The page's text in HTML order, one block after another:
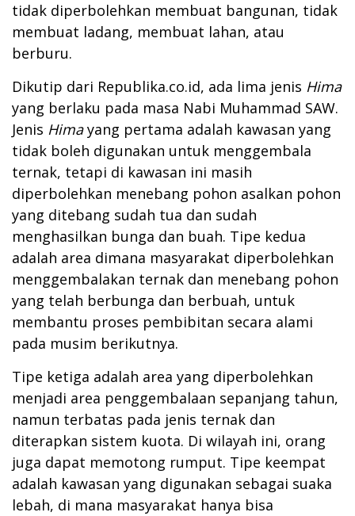
tidak diperbolehkan membuat bangunan, tidak
membuat ladang, membuat lahan, atau
berburu.
Dikutip dari Republika.co.id, ada lima jenis Hima
yang berlaku pada masa Nabi Muhammad SAW.
Jenis Himayang pertama adalah kawasan yang
tidak boleh digunakan untuk menggembala
ternak, tetapi di kawasan ini masih
diperbolehkan menebang pohon asalkan pohon
yang ditebang sudah tua dan sudah
menghasilkan bunga dan buah. Tipe kedua
adalah area dimana masyarakat diperbolehkan
menggembalakan ternak dan menebang pohon
yang telah berbunga dan berbuah, untuk
membantu proses pembibitan secara alami
pada musim berikutnya.
Tipe ketiga adalah area yang diperbolehkan
menjadi area penggembalaan sepanjang tahun,
namun terbatas pada jenis ternak dan
diterapkan sistem kuota. Di wilayah ini, orang
juga dapat memotong rumput. Tipe keempat
adalah kawasan yang digunakan sebagai suaka
lebah, di mana masyarakat hanya bisa